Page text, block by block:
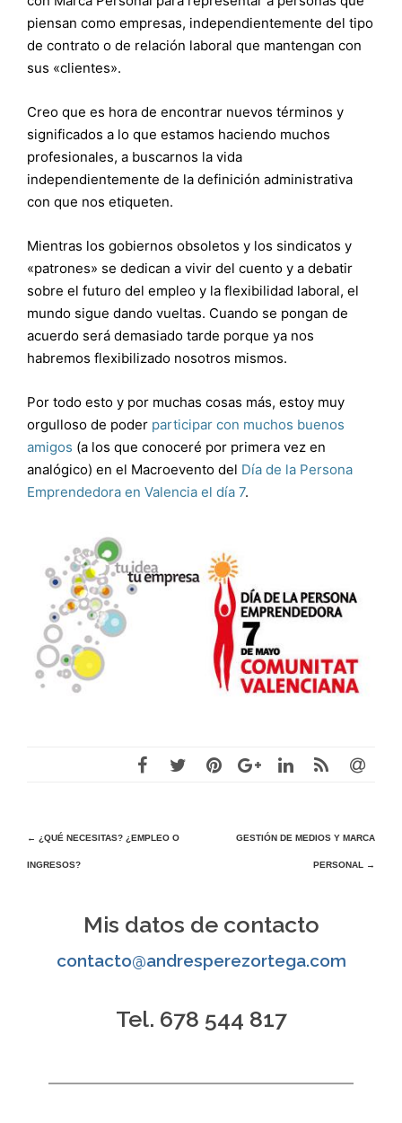
piensan como empresas, independientemente del tipo
de contrato o de relación laboral que mantengan con
sus «clientes».
Creo que es hora de encontrar nuevos términos y
significados a lo que estamos haciendo muchos
profesionales, a buscarnos la vida
independientemente de la definición administrativa
con que nos etiqueten.
Mientras los gobiernos obsoletos y los sindicatos y
«patrones» se dedican a vivir del cuento y a debatir
sobre el futuro del empleo y la flexibilidad laboral, el
mundo sigue dando vueltas. Cuando se pongan de
acuerdo será demasiado tarde porque ya nos
habremos flexibilizado nosotros mismos.
Por todo esto y por muchas cosas más, estoy muy
orgulloso de poder participar con muchos buenos
amigos (a los que conoceré por primera vez en
analógico) en el Macroevento del Día de la Persona
Emprendedora en Valencia el día 7.
Navegación
de
← ¿QUÉ NECESITAS? ¿EMPLEO O
INGRESOS?
GESTIÓN DE MEDIOS Y MARCA
PERSONAL →
Mis datos de contacto
contacto@andresperezortega.com
Tel. 678 544 817